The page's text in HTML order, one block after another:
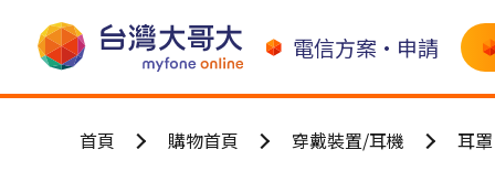
電信方案•申請
首頁 購物首頁 穿戴裝置/耳機 耳